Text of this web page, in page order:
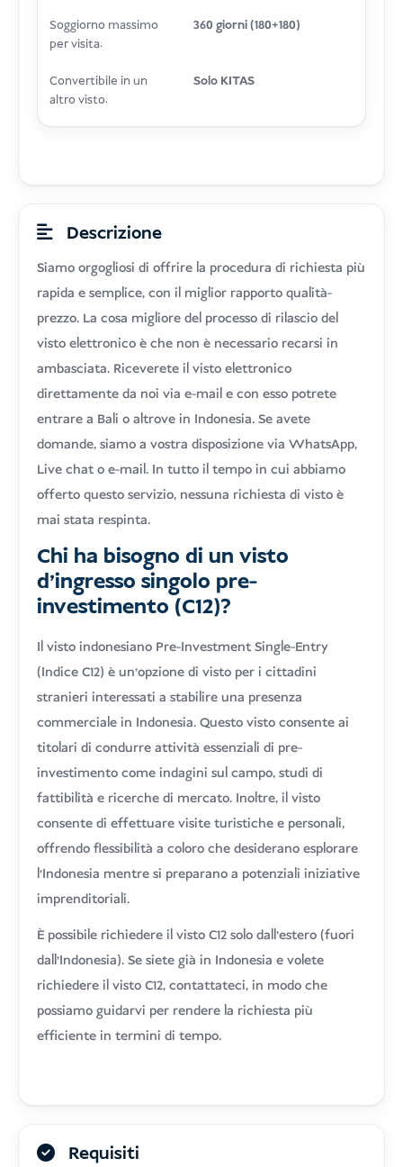
Soggiorno massimo
per visita:
360 giorni (180+180)
Convertibile in un
altro visto:
Solo KITAS
Descrizione
Siamo orgogliosi di offrire la procedura di richiesta più
rapida e semplice, con il miglior rapporto qualità-
prezzo. La cosa migliore del processo di rilascio del
visto elettronico è che non è necessario recarsi in
ambasciata. Riceverete il visto elettronico
direttamente da noi via e-mail e con esso potrete
entrare a Bali o altrove in Indonesia. Se avete
domande, siamo a vostra disposizione via WhatsApp,
Live chat o e-mail. In tutto il tempo in cui abbiamo
offerto questo servizio, nessuna richiesta di visto è
mai stata respinta.
Chi ha bisogno di un visto
d'ingresso singolo pre-
investimento (C12)?
Il visto indonesiano Pre-Investment Single-Entry
(Indice C12) è un'opzione di visto per i cittadini
stranieri interessati a stabilire una presenza
commerciale in Indonesia. Questo visto consente ai
titolari di condurre attività essenziali di pre-
investimento come indagini sul campo, studi di
fattibilità e ricerche di mercato. Inoltre, il visto
consente di effettuare visite turistiche e personali,
offrendo flessibilità a coloro che desiderano esplorare
l'Indonesia mentre si preparano a potenziali iniziative
imprenditoriali.
È possibile richiedere il visto C12 solo dall'estero (fuori
dall'Indonesia). Se siete già in Indonesia e volete
richiedere il visto C12, contattateci, in modo che
possiamo guidarvi per rendere la richiesta più
efficiente in termini di tempo.
Requisiti